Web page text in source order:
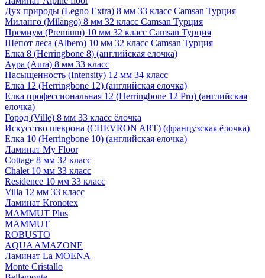
Дух природы (Legno Extra) 8 мм 33 класс Camsan Турция
Миланго (Milango) 8 мм 32 класс Camsan Турция
Премиум (Premium) 10 мм 32 класс Camsan Турция
Шепот леса (Albero) 10 мм 32 класс Camsan Турция
Елка 8 (Herringbone 8) (английская елочка)
Аура (Aura) 8 мм 33 класс
Насыщенность (Intensity) 12 мм 34 класс
Елка 12 (Herringbone 12) (английская елочка)
Елка профессиональная 12 (Herringbone 12 Pro) (английская
елочка)
Город (Ville) 8 мм 33 класс ёлочка
Искусство шеврона (CHEVRON ART) (французская ёлочка)
Елка 10 (Herringbone 10) (английская елочка)
Ламинат My Floor
Cottage 8 мм 32 класс
Chalet 10 мм 33 класс
Residence 10 мм 33 класс
Villa 12 мм 33 класс
Ламинат Kronotex
MAMMUT Plus
MAMMUT
ROBUSTO
AQUA AMAZONE
Ламинат La MOENA
Monte Cristallo